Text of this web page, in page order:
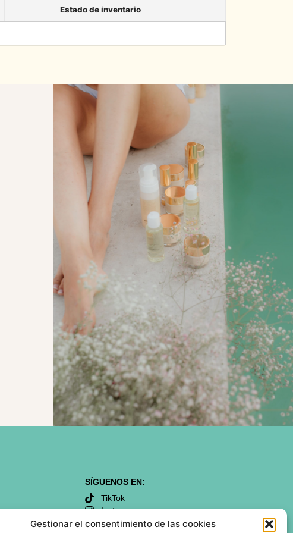
Gestionar el consentimiento de las cookies
Estado de inventario
SÍGUENOS EN:
TikTok
Instagram
Facebook